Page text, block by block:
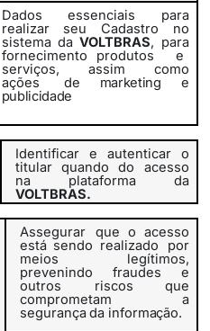
Dados essenciais para
realizar seu Cadastro no
sistema daVOLTBRAS, para
fornecimento produtos
e
serviços,
assim
como
ações
de marketing e
publicidade
Identificar e autenticar
o
titular quando do
acesso
na plataforma da
VOLTBRAS.
Assegurar
que o acesso
está sendo realizado
por
meios legítimos,
prevenindo fraudes e
outros
riscos que
comprometam
a
segurança da informação.